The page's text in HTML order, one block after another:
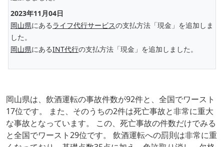
2023年11月04日
岡山県にあるライフ代行サービスの支払方法「現金」を追加しま
した。
岡山県にあるINT代行の支払方法「現金」を追加しました。
岡山県は、飲酒運転の事故件数が92件と、全国でワースト
17位です。 また、そのうちの2件は死亡事故と非常に重大
な事故となっています。 この、死亡事故の件数だけでみる
と全国でワースト29位です。 飲酒運転への罰則は非常に重